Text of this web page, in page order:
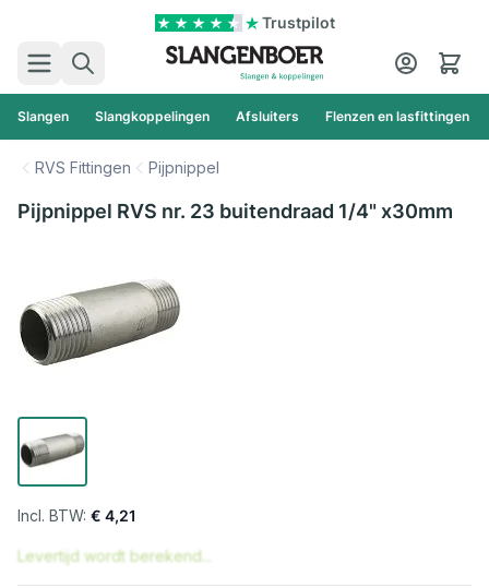
Trustpilot
Zoek
Cart
Slangen Slangkoppelingen Afsluiters Flenzen en lasfittingen
RVS Fittingen Pijpnippel
Pijpnippel RVS nr. 23 buitendraad 1/4" x30mm
€ 4,21
Levertijd wordt berekend...